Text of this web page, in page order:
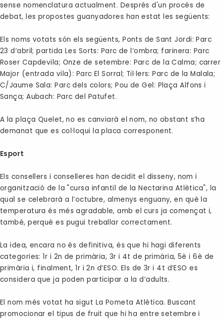
sense nomenclatura actualment. Després d'un procés de
debat, les propostes guanyadores han estat les següents:
Els noms votats són els següents, Ponts de Sant Jordi: Parc
23 d’abril; partida Les Sorts: Parc de l’ombra; farinera: Parc
Roser Capdevila; Onze de setembre: Parc de la Calma; carrer
Major (entrada vila): Parc El Sorral; Til·lers: Parc de la Malala;
C/Jaume Sala: Parc dels colors; Pou de Gel: Plaça Alfons i
Sança; Aubach: Parc del Patufet.
A la plaça Quelet, no es canviarà el nom, no obstant s’ha
demanat que es col·loqui la placa corresponent.
Esport
Els consellers i conselleres han decidit el disseny, nom i
organització de la "cursa infantil de la Nectarina Atlètica", la
qual se celebrarà a l’octubre, almenys enguany, en què la
temperatura és més agradable, amb el curs ja començat i,
també, perquè es pugui treballar correctament.
La idea, encara no és definitiva, és que hi hagi diferents
categories: 1r i 2n de primària, 3r i 4t de primària, 5è i 6è de
primària i, finalment, 1r i 2n d’ESO. Els de 3r i 4t d’ESO es
considera que ja poden participar a la d’adults.
El nom més votat ha sigut La Pometa Atlètica. Buscant
promocionar el tipus de fruit que hi ha entre setembre i